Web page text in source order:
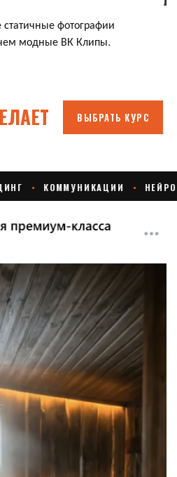
фотографии
модные ВК Клипы.